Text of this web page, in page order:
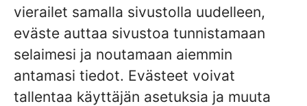
vierailet samalla sivustolla uudelleen,
eväste auttaa sivustoa tunnistamaan
selaimesi ja noutamaan aiemmin
antamasi tiedot. Evästeet voivat
tallentaa käyttäjän asetuksia ja muuta